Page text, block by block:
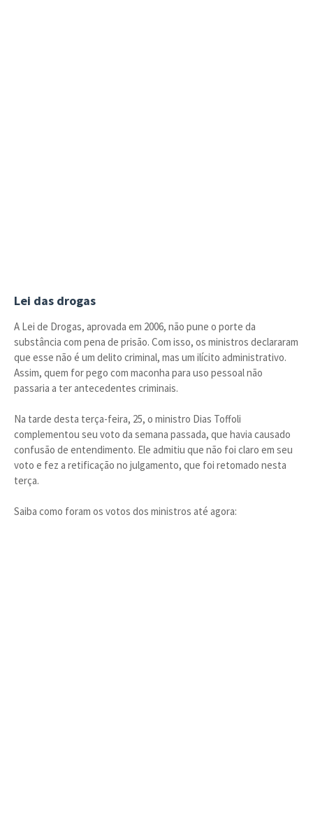
Lei das drogas
A Lei de Drogas, aprovada em 2006, não pune o porte da
substância com pena de prisão. Com isso, os ministros declararam
que esse não é um delito criminal, mas um ilícito administrativo.
Assim, quem for pego com maconha para uso pessoal não
passaria a ter antecedentes criminais.
Na tarde desta terça-feira, 25, o ministro Dias Toffoli
complementou seu voto da semana passada, que havia causado
confusão de entendimento. Ele admitiu que não foi claro em seu
voto e fez a retificação no julgamento, que foi retomado nesta
terça.
Saiba como foram os votos dos ministros até agora: